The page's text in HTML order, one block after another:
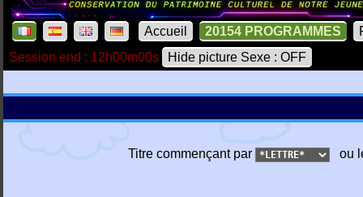
Accueil 20154 PROGRAMMES
Session end : 12h00m00s
Hide picture Sexe : OFF
Titre commençant par ou